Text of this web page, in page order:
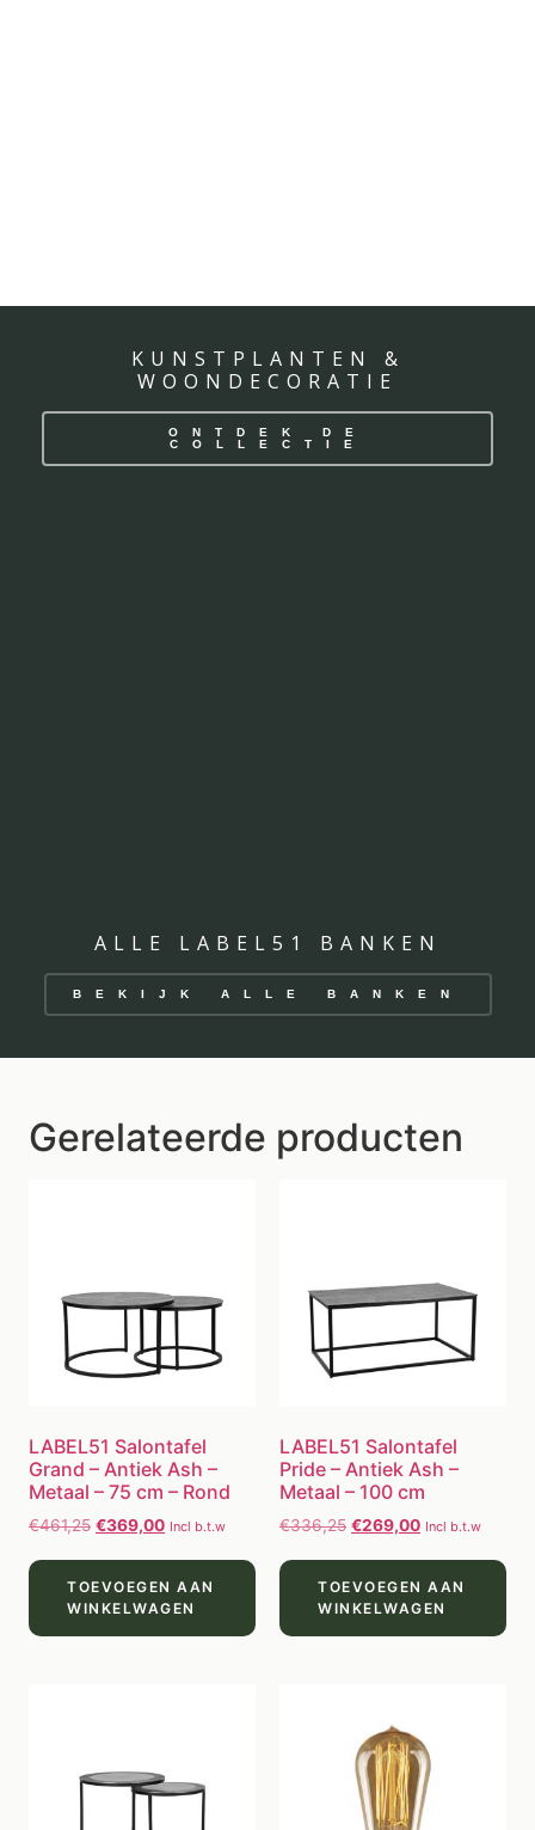
KUNSTPLANTEN &
WOONDECORATIE
ONTDEK DE
COLLECTIE
ALLE LABEL51 BANKEN
BEKIJK ALLE BANKEN
Gerelateerde producten
LABEL51 Salontafel
Grand – Antiek Ash –
Metaal – 75 cm – Rond
€461,25 €369,00 Incl b.t.w
TOEVOEGEN AAN
WINKELWAGEN
LABEL51 Salontafel
Pride – Antiek Ash –
Metaal – 100 cm
€336,25 €269,00 Incl b.t.w
TOEVOEGEN AAN
WINKELWAGEN